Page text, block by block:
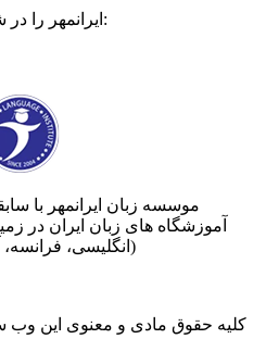
ایرانمهر را در شبکه‌های اجتماعی دنبال کنید:
آموزشگاه های زبان ایران در
(انگلیسی، فرانسه،
کلیه حقوق مادی و معنوی این وب